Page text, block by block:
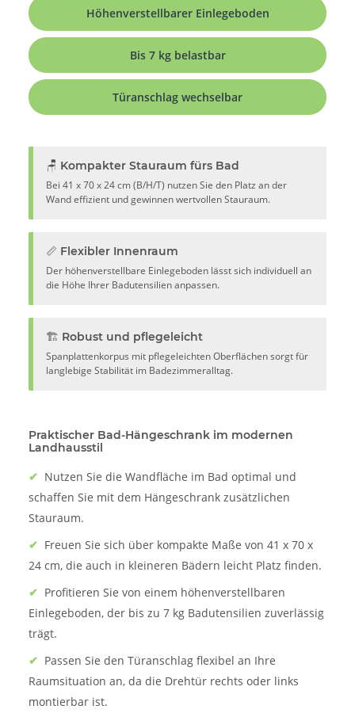
Höhenverstellbarer Einlegeboden
Bis 7 kg belastbar
Türanschlag wechselbar
🪑 Kompakter Stauraum fürs Bad
Bei 41 x 70 x 24 cm (B/H/T) nutzen Sie den Platz an der
Wand effizient und gewinnen wertvollen Stauraum.
📏 Flexibler Innenraum
Der höhenverstellbare Einlegeboden lässt sich individuell an
die Höhe Ihrer Badutensilien anpassen.
🏗️ Robust und pflegeleicht
Spanplattenkorpus mit pflegeleichten Oberflächen sorgt für
langlebige Stabilität im Badezimmeralltag.
Praktischer Bad-Hängeschrank im modernen
Landhausstil
✔ Nutzen Sie die Wandfläche im Bad optimal und
schaffen Sie mit dem Hängeschrank zusätzlichen
Stauraum.
✔ Freuen Sie sich über kompakte Maße von 41 x 70 x
24 cm, die auch in kleineren Bädern leicht Platz finden.
✔ Profitieren Sie von einem höhenverstellbaren
Einlegeboden, der bis zu 7 kg Badutensilien zuverlässig
trägt.
✔ Passen Sie den Türanschlag flexibel an Ihre
Raumsituation an, da die Drehtür rechts oder links
montierbar ist.